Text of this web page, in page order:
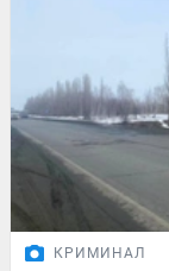
КРИМИНАЛ